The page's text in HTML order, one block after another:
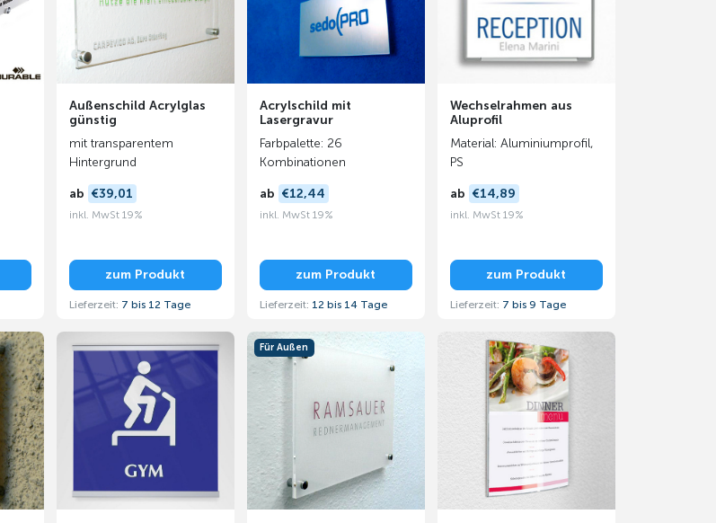
Außenschild Acrylglas
günstig
mit transparentem
Hintergrund
ab €39,01
inkl. MwSt 19%
zum Produkt
Lieferzeit: 7 bis 12 Tage
Acrylschild mit
Lasergravur
Farbpalette: 26
Kombinationen
ab €12,44
inkl. MwSt 19%
zum Produkt
Lieferzeit: 12 bis 14 Tage
Wechselrahmen aus
Aluprofil
Material: Aluminiumprofil,
PS
ab €14,89
inkl. MwSt 19%
zum Produkt
Lieferzeit: 7 bis 9 Tage
Für Außen